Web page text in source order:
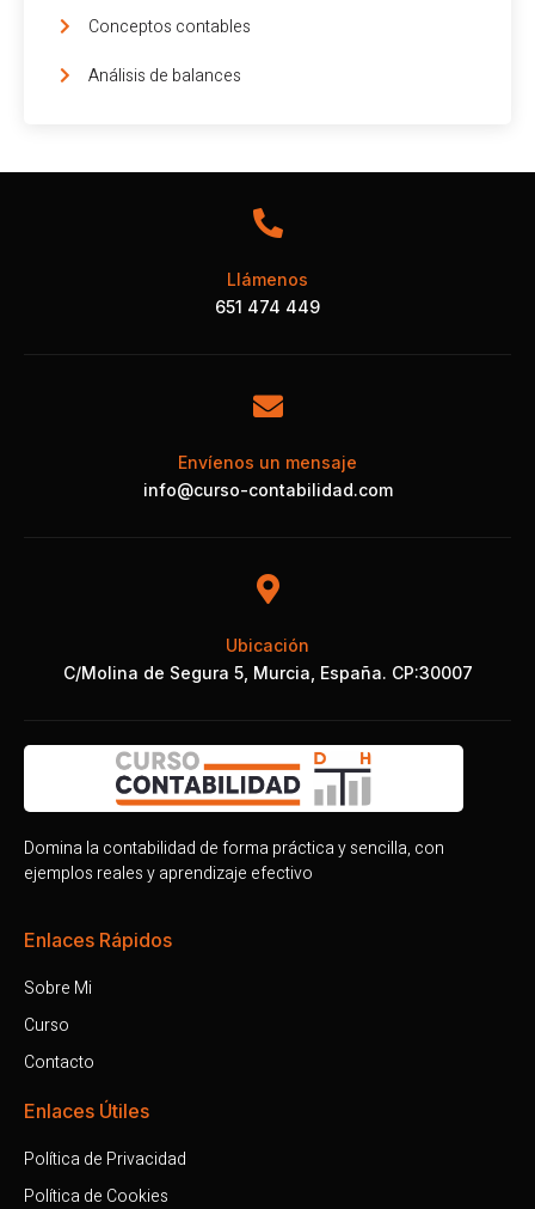
Conceptos contables
Análisis de balances
Llámenos
651 474 449
Envíenos un mensaje
info@curso-contabilidad.com
Ubicación
C/Molina de Segura 5, Murcia, España. CP:30007
Domina la contabilidad de forma práctica y sencilla, con
ejemplos reales y aprendizaje efectivo
Enlaces Rápidos
Sobre Mi
Curso
Contacto
Enlaces Útiles
Política de Privacidad
Política de Cookies